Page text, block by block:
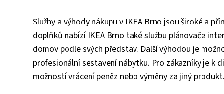
Služby a výhody nákupu v IKEA Brno jsou široké a
doplňků nabízí IKEA Brno také službu plánovače
domov podle svých představ. Další výhodou je
profesionální sestavení nábytku. Pro zákazníky je k
možností vrácení peněz nebo výměny za jiný produkt.